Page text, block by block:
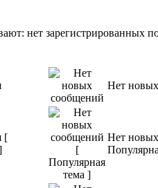
нет зарегистрированных
Нет
[
Нет